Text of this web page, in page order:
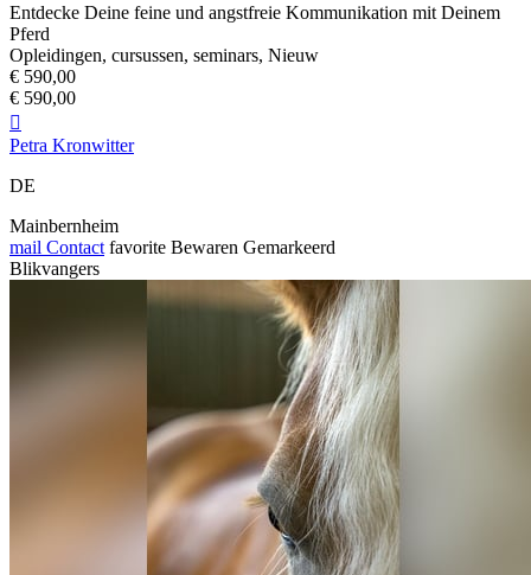
Entdecke Deine feine und angstfreie Kommunikation mit Deinem
Pferd
Opleidingen, cursussen, seminars, Nieuw
€ 590,00
€ 590,00

Petra Kronwitter
DE
Mainbernheim
mail Contact favorite Bewaren Gemarkeerd
Blikvangers